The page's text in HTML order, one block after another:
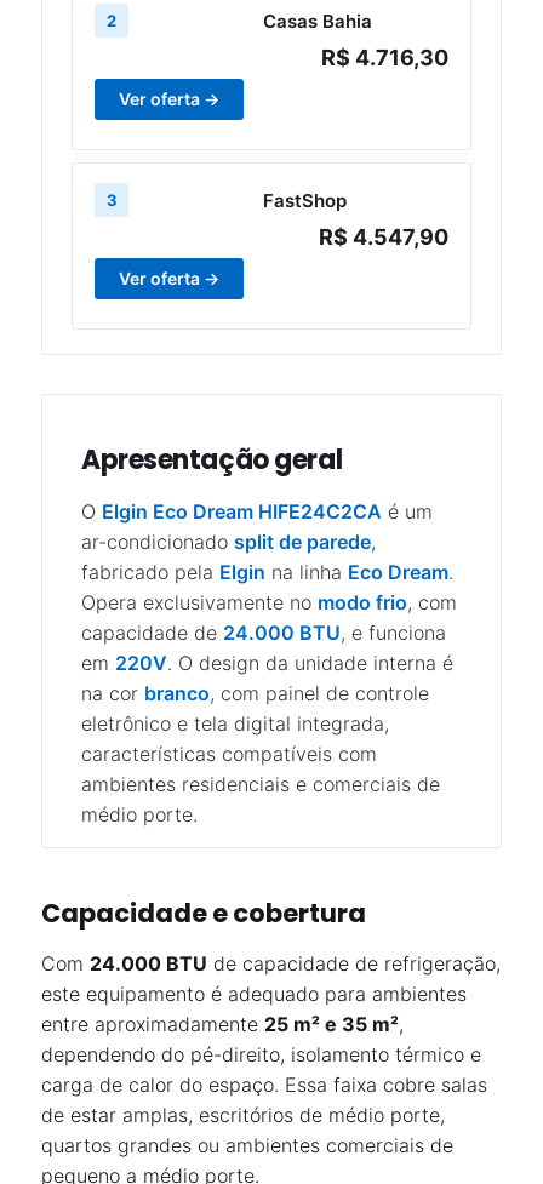
2 Casas Bahia
R$ 4.716,30
Ver oferta →
3 FastShop
R$ 4.547,90
Ver oferta →
Apresentação geral
O Elgin Eco Dream HIFE24C2CA é um
ar-condicionado split de parede,
fabricado pela Elgin na linha Eco Dream.
Opera exclusivamente no modo frio, com
capacidade de 24.000 BTU, e funciona
em 220V. O design da unidade interna é
na cor branco, com painel de controle
eletrônico e tela digital integrada,
características compatíveis com
ambientes residenciais e comerciais de
médio porte.
Capacidade e cobertura
Com 24.000 BTU de capacidade de refrigeração,
este equipamento é adequado para ambientes
entre aproximadamente 25 m² e 35 m²,
dependendo do pé-direito, isolamento térmico e
carga de calor do espaço. Essa faixa cobre salas
de estar amplas, escritórios de médio porte,
quartos grandes ou ambientes comerciais de
pequeno a médio porte.